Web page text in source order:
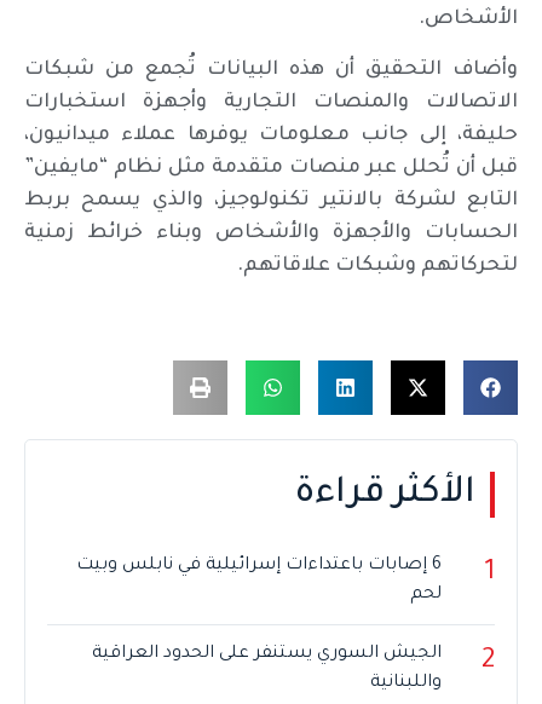
الأشخاص.
وأضاف التحقيق أن هذه البيانات تُجمع من شبكات
الاتصالات والمنصات التجارية وأجهزة استخبارات
حليفة، إلى جانب معلومات يوفرها عملاء ميدانيون،
قبل أن تُحلل عبر منصات متقدمة مثل نظام “مايفين”
التابع لشركة بالانتير تكنولوجيز، والذي يسمح بربط
الحسابات والأجهزة والأشخاص وبناء خرائط زمنية
لتحركاتهم وشبكات علاقاتهم.
الأكثر قراءة
1
6 إصابات باعتداءات إسرائيلية في نابلس وبيت
لحم
2
الجيش السوري يستنفر على الحدود العراقية
واللبنانية